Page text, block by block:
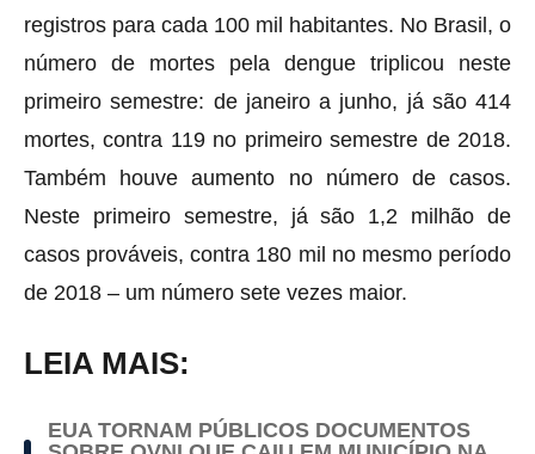
registros para cada 100 mil habitantes. No Brasil, o
número de mortes pela dengue triplicou neste
primeiro semestre: de janeiro a junho, já são 414
mortes, contra 119 no primeiro semestre de 2018.
Também houve aumento no número de casos.
Neste primeiro semestre, já são 1,2 milhão de
casos prováveis, contra 180 mil no mesmo período
de 2018 – um número sete vezes maior.
LEIA MAIS:
EUA TORNAM PÚBLICOS DOCUMENTOS